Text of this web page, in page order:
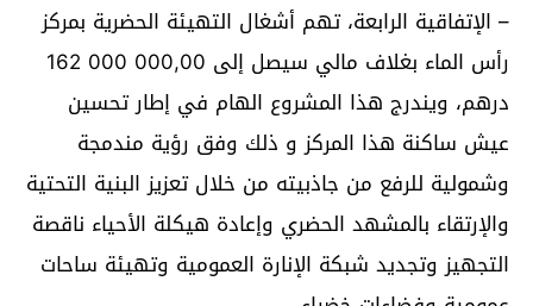
– الإتفاقية الرابعة، تهم أشغال التهيئة الحضرية بمركز
رأس الماء بغلاف مالي سيصل إلى 162 000 000,00
درهم، ويندرج هذا المشروع الهام في إطار تحسين
عيش ساكنة هذا المركز و ذلك وفق رؤية مندمجة
وشمولية للرفع من جاذبيته من خلال تعزيز البنية التحتية
والإرتقاء بالمشهد الحضري وإعادة هيكلة الأحياء ناقصة
التجهيز وتجديد شبكة الإنارة العمومية وتهيئة ساحات